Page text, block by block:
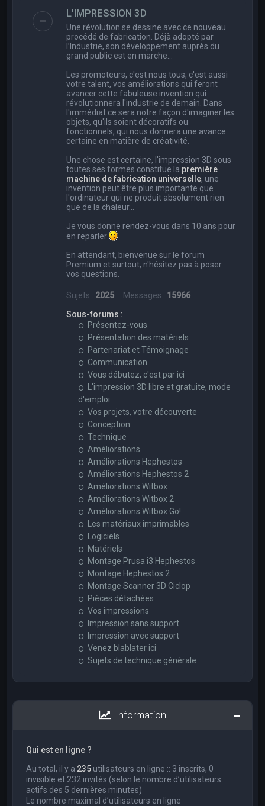
L'IMPRESSION 3D
Une révolution se dessine avec ce nouveau
procédé de fabrication. Déjà adopté par
l’Industrie, son développement auprès du
grand public est en marche…
Les promoteurs, c'est nous tous, c'est aussi
votre talent, vos améliorations qui feront
avancer cette fabuleuse invention qui
révolutionnera l'industrie de demain. Dans
l'immédiat ce sera notre façon d'imaginer les
objets, qu'ils soient décoratifs ou
fonctionnels, qui nous donnera une avance
certaine en matière de créativité.
Une chose est certaine, l'impression 3D sous
toutes ses formes constitue la première
machine de fabrication universelle, une
invention peut être plus importante que
l'ordinateur qui ne produit absolument rien
que de la chaleur...
Je vous donne rendez-vous dans 10 ans pour
en reparler
En attendant, bienvenue sur le forum
Premium et surtout, n'hésitez pas à poser
vos questions.
Sujets : 2025 Messages : 15966
Sous-forums :
Présentez-vous
Présentation des matériels
Partenariat et Témoignage
Communication
Vous débutez, c'est par ici
L'impression 3D libre et gratuite, mode
d'emploi
Vos projets, votre découverte
Conception
Technique
Améliorations
Améliorations Hephestos
Améliorations Hephestos 2
Améliorations Witbox
Améliorations Witbox 2
Améliorations Witbox Go!
Les matériaux imprimables
Logiciels
Matériels
Montage Prusa i3 Hephestos
Montage Hephestos 2
Montage Scanner 3D Ciclop
Pièces détachées
Vos impressions
Impression sans support
Impression avec support
Venez blablater ici
Sujets de technique générale
Information
Qui est en ligne ?
Au total, il y a 235 utilisateurs en ligne :: 3 inscrits, 0
invisible et 232 invités (selon le nombre d’utilisateurs
actifs des 5 dernières minutes)
Le nombre maximal d’utilisateurs en ligne